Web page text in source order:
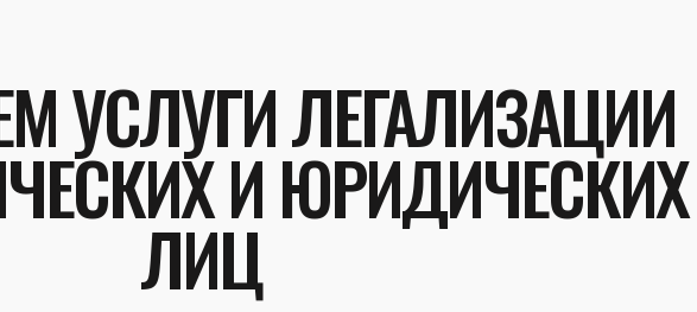
УСЛУГИ ЛЕГАЛИЗАЦИИ
И ЮРИДИЧЕСКИХ
ЛИЦ